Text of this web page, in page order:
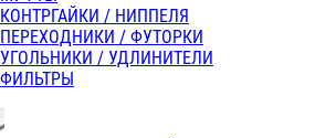
/ НИППЕЛЯ
/ ФУТОРКИ
УГОЛЬНИКИ / УДЛИНИТЕЛИ